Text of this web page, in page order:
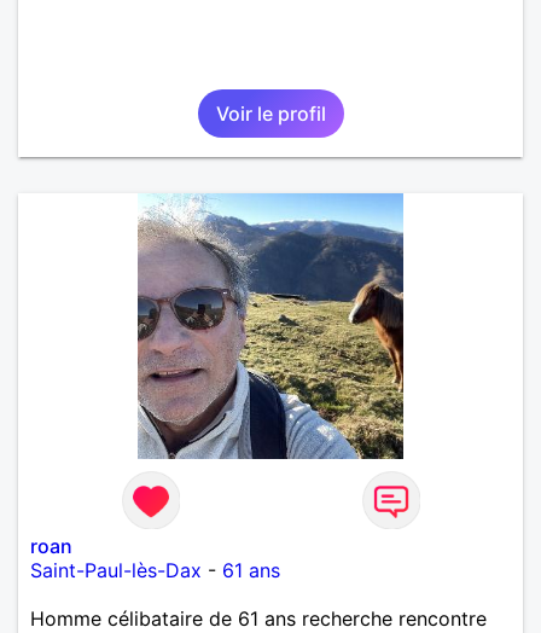
Voir le profil
roan
Saint-Paul-lès-Dax - 61 ans
Homme célibataire de 61 ans recherche rencontre